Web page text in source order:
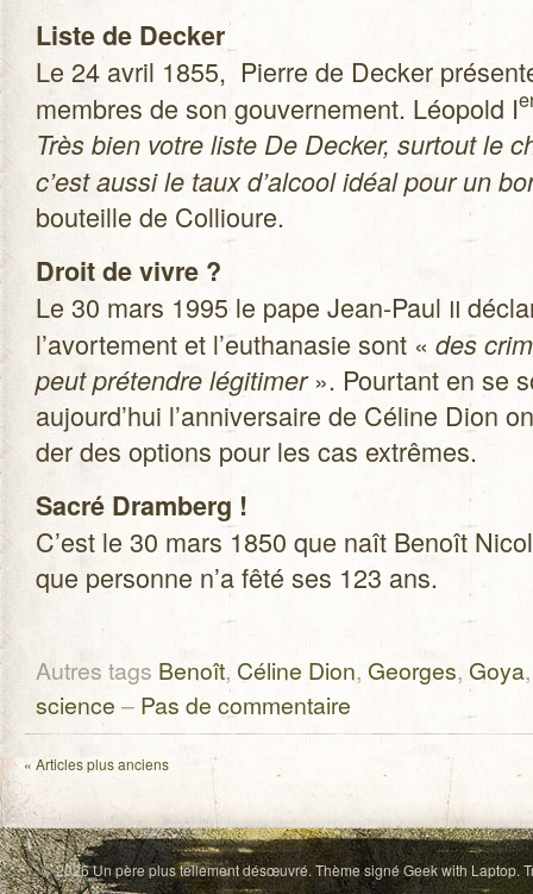
Liste de Decker
Le 24 avril 1855, Pierre de Decker
membres de son gou­ver­ne­ment. Léo­pold I
Très bien votre liste De Decker, sur­tout le
c’est aussi le taux d’alcool idéal pour un
bou­teille de Collioure.
Droit de vivre ?
Le 30 mars 1995 le pape Jean-Paul II
l’avortement et l’euthanasie sont « des
peut pré­tendre légi­ti­mer». Pour­tant en se
aujourd’hui l’anniversaire de Céline Dion
der des options pour les cas extrêmes.
Sacré Dram­berg !
C’est le 30 mars 1850 que naît Benoît
que per­sonne n’a fêté ses 123 ans.
Autres tags Benoît, Céline Dion, Georges, Goya
science – Pas de commentaire
« Articles plus anciens
© 2026Un père plus tellement désœuvré. Thème signéGeek with Laptop.